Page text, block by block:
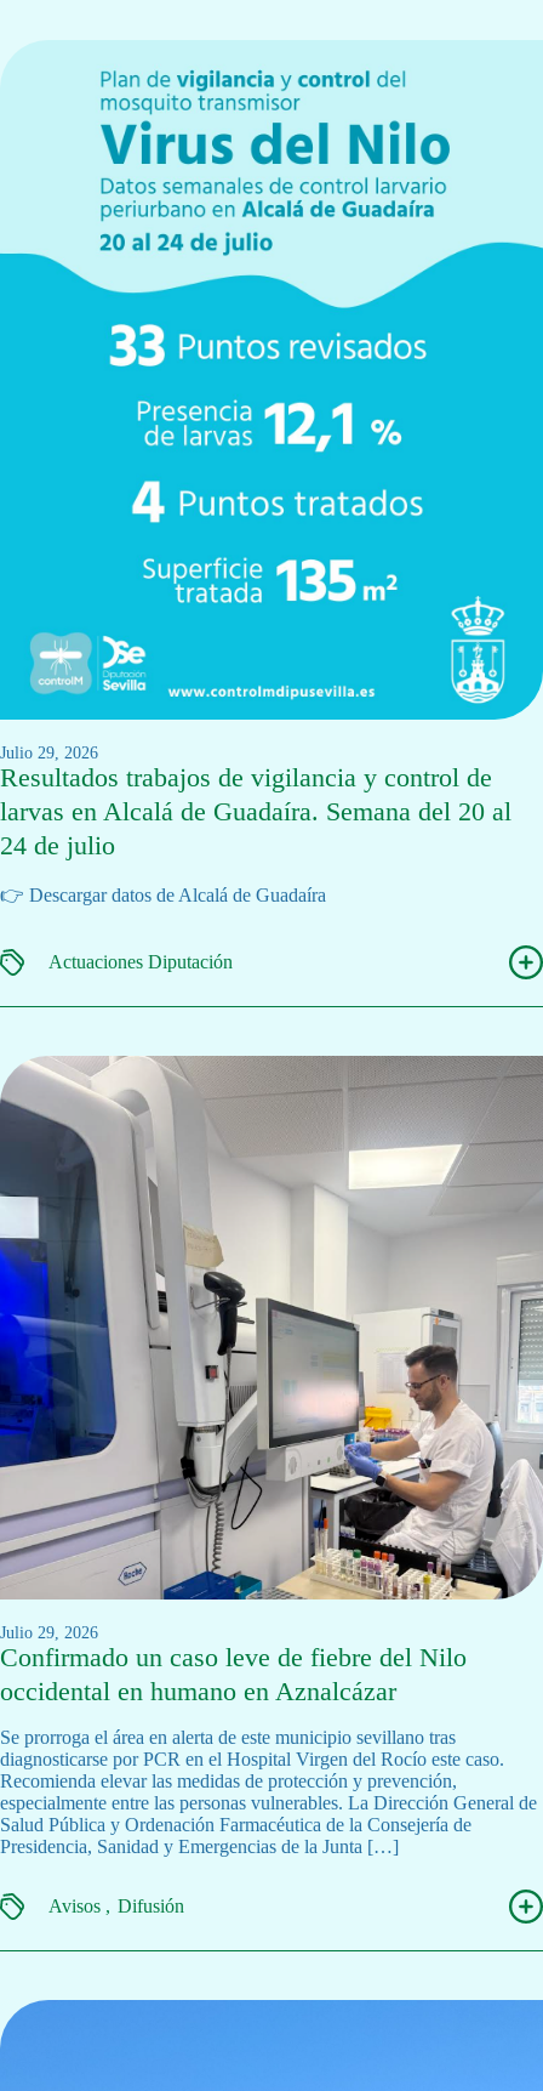
julio 29, 2026
Resultados trabajos de vigilancia y control de
larvas en Alcalá de Guadaíra. Semana del 20 al
24 de julio
👉 Descargar datos de Alcalá de Guadaíra
Actuaciones Diputación
julio 29, 2026
Confirmado un caso leve de fiebre del Nilo
occidental en humano en Aznalcázar
Se prorroga el área en alerta de este municipio sevillano tras
diagnosticarse por PCR en el Hospital Virgen del Rocío este caso.
Recomienda elevar las medidas de protección y prevención,
especialmente entre las personas vulnerables. La Dirección General de
Salud Pública y Ordenación Farmacéutica de la Consejería de
Presidencia, Sanidad y Emergencias de la Junta […]
Avisos Difusión